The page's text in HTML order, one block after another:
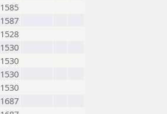
1585
1587
1528
1530
1530
1530
1530
1687